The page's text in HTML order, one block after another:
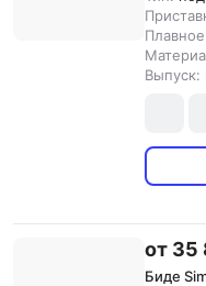
Выпуск:
от 35
Биде